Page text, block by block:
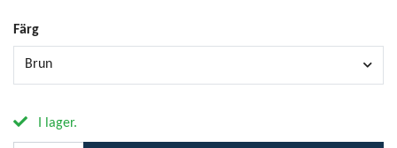
Färg
Brun
I lager.